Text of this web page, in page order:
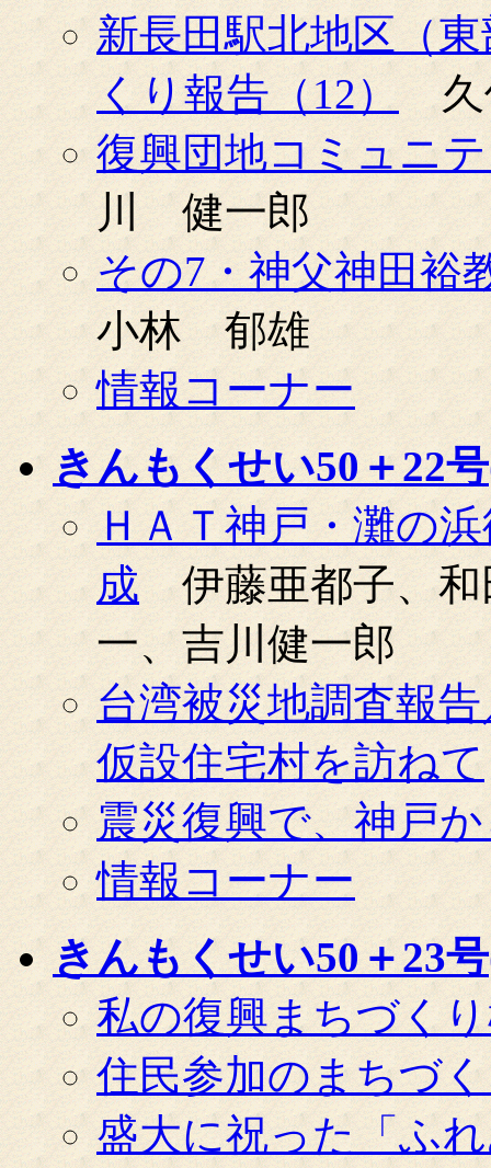
新長田駅北地区（
くり報告（12） 久
復興団地コミュニ
川 健一郎
その7・神父神田裕
小林 郁雄
情報コーナー
きんもくせい50＋22
ＨＡＴ神戸・灘の
成 伊藤亜都子、和
一、吉川健一郎
台湾被災地調査報
仮設住宅村を訪ねて
震災復興で、神戸
情報コーナー
きんもくせい50＋23
私の復興まちづく
住民参加のまちづ
盛大に祝った「ふ